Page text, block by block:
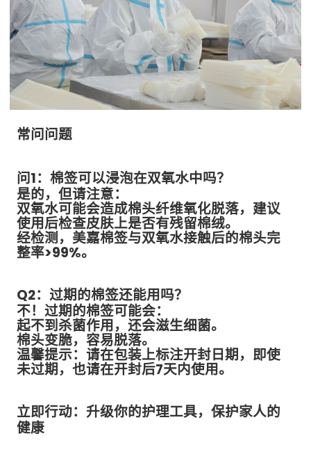
常问问题
问1：棉签可以浸泡在双氧水中吗？
是的，但请注意：
双氧水可能会造成棉头纤维氧化脱落，建议
使用后检查皮肤上是否有残留棉绒。
经检测，美嘉棉签与双氧水接触后的棉头完
整率>99%。
Q2：过期的棉签还能用吗？
不！过期的棉签可能会：
起不到杀菌作用，还会滋生细菌。
棉头变脆，容易脱落。
温馨提示：请在包装上标注开封日期，即使
未过期，也请在开封后7天内使用。
立即行动：升级你的护理工具，保护家人的
健康